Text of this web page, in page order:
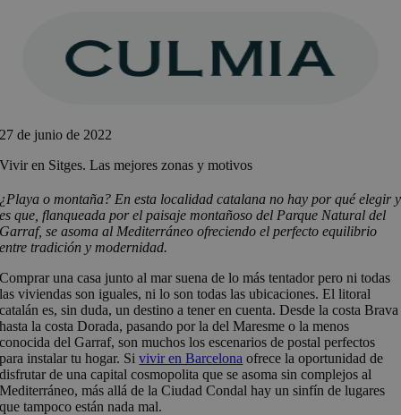
27 de junio de 2022
Vivir en Sitges. Las mejores zonas y motivos
¿Playa o montaña? En esta localidad catalana no hay por qué elegir y
es que, flanqueada por el paisaje montañoso del Parque Natural del
Garraf, se asoma al Mediterráneo ofreciendo el perfecto equilibrio
entre tradición y modernidad.
Comprar una casa junto al mar suena de lo más tentador pero ni todas
las viviendas son iguales, ni lo son todas las ubicaciones. El litoral
catalán es, sin duda, un destino a tener en cuenta. Desde la costa Brava
hasta la costa Dorada, pasando por la del Maresme o la menos
conocida del Garraf, son muchos los escenarios de postal perfectos
para instalar tu hogar. Sivivir en Barcelona ofrece la oportunidad de
disfrutar de una capital cosmopolita que se asoma sin complejos al
Mediterráneo, más allá de la Ciudad Condal hay un sinfín de lugares
que tampoco están nada mal.